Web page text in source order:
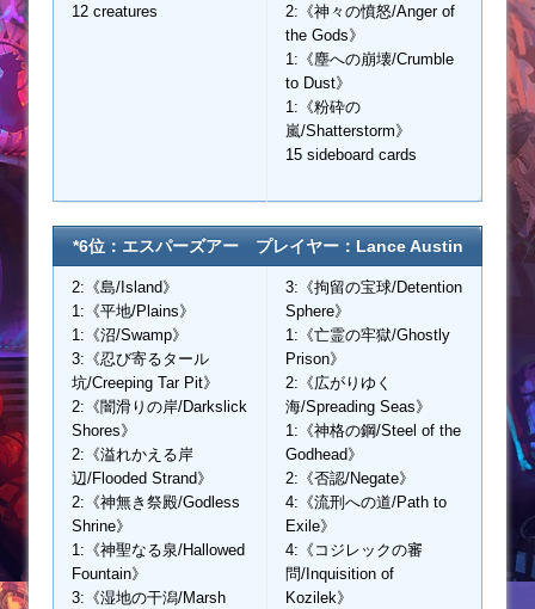
12 creatures
2:《神々の憤怒/Anger of
the Gods》
1:《塵への崩壊/Crumble
to Dust》
1:《粉砕の
嵐/Shatterstorm》
15 sideboard cards
*6位：エスパーズアー プレイヤー：Lance Austin
2:《島/Island》
1:《平地/Plains》
1:《沼/Swamp》
3:《忍び寄るタール
坑/Creeping Tar Pit》
2:《闇滑りの岸/Darkslick
Shores》
2:《溢れかえる岸
辺/Flooded Strand》
2:《神無き祭殿/Godless
Shrine》
1:《神聖なる泉/Hallowed
Fountain》
3:《湿地の干潟/Marsh
3:《拘留の宝球/Detention
Sphere》
1:《亡霊の牢獄/Ghostly
Prison》
2:《広がりゆく
海/Spreading Seas》
1:《神格の鋼/Steel of the
Godhead》
2:《否認/Negate》
4:《流刑への道/Path to
Exile》
4:《コジレックの審
問/Inquisition of
Kozilek》